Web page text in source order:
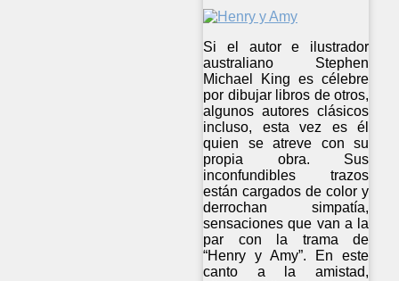
Si el autor e ilustrador
australiano Stephen
Michael King es célebre
por dibujar libros de otros,
algunos autores clásicos
incluso, esta vez es él
quien se atreve con su
propia obra. Sus
inconfundibles trazos
están cargados de color y
derrochan simpatía,
sensaciones que van a la
par con la trama de
“Henry y Amy”. En este
canto a la amistad,